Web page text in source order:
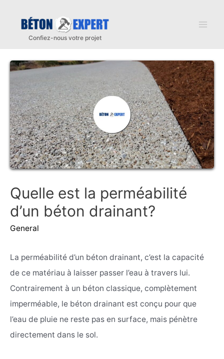
contenu
Quelle est la perméabilité
d’un béton drainant?
General
La perméabilité d’un béton drainant, c’est la capacité
de ce matériau à laisser passer l’eau à travers lui.
Contrairement à un béton classique, complètement
imperméable, le béton drainant est conçu pour que
l’eau de pluie ne reste pas en surface, mais pénètre
directement dans le sol.